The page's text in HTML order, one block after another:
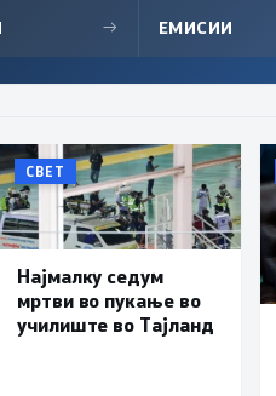
→ ЕМИСИИ
СВЕТ
Најмалку седум
мртви во пукање во
училиште во Тајланд